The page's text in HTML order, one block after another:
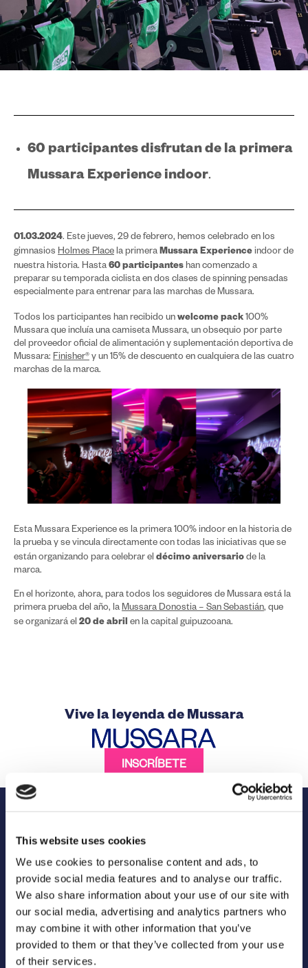
This website uses cookies
We use cookies to personalise content and ads, to
provide social media features and to analyse our traffic.
We also share information about your use of our site with
our social media, advertising and analytics partners who
may combine it with other information that you’ve
provided to them or that they’ve collected from your use
of their services.
60 participantes disfrutan de la primera
Mussara Experience indoor.
01.03.2024. Este jueves, 29 de febrero, hemos celebrado en los
gimnasios Holmes Place la primeraMussara Experience indoor de
nuestra historia. Hasta60 participantes han comenzado a
preparar su temporada ciclista en dos clases de spinning pensadas
especialmente para entrenar para las marchas de Mussara.
Todos los participantes han recibido un welcome pack 100%
Mussara que incluía una camiseta Mussara, un obsequio por parte
del proveedor oficial de alimentación y suplementación deportiva de
Mussara: Finisher® y un 15% de descuento en cualquiera de las cuatro
marchas de la marca.
Esta Mussara Experience es la primera 100% indoor en la historia de
la prueba y se vincula directamente con todas las iniciativas que se
están organizando para celebrar el décimo aniversario de la
marca.
En el horizonte, ahora, para todos los seguidores de Mussara está la
primera prueba del año, laMussara Donostia – San Sebastián, que
se organizará el 20 de abril en la capital guipuzcoana.
Vive la leyenda de Mussara
INSCRÍBETE
Official Sponsors